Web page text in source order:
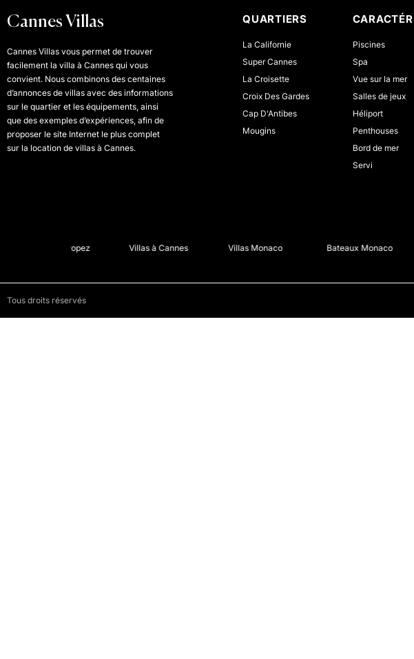
Cannes Villas
Cannes Villas vous permet de trouver
facilement la villa à Cannes qui vous
convient. Nous combinons des centaines
d’annonces de villas avec des informations
sur le quartier et les équipements, ainsi
que des exemples d’expériences, afin de
proposer le site Internet le plus complet
sur la location de villas à Cannes.
QUARTIERS
La Californie
Super Cannes
La Croisette
Croix Des Gardes
Cap D'Antibes
Mougins
Piscines
Spa
Vue sur la mer
Salles de jeux
Héliport
Penthouses
Bord de mer
Servi
Villas St Tropez Villas à Cannes Villas Monaco Bateaux Monaco
Tous droits réservés